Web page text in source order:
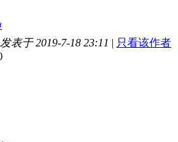
发表于 2019-7-18 23:11 | 只看该作者